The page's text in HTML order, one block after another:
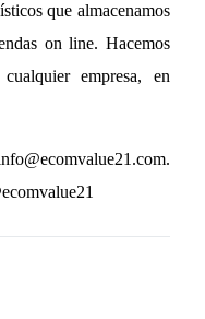
que almacenamos
on line. Hacemos
empresa, en
.